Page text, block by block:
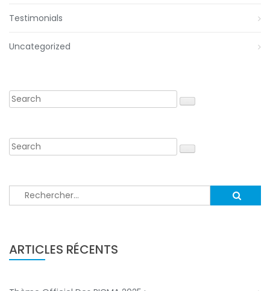
Testimonials
Uncategorized
Rechercher :
ARTICLES RÉCENTS